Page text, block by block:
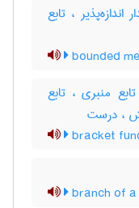
اندازه‌پذیر ، تابع
bounded
منبری ، تابع
، درست
bracket
branch of